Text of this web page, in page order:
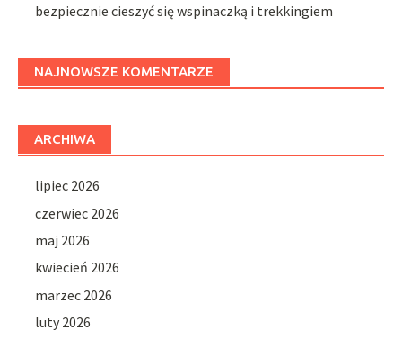
bezpiecznie cieszyć się wspinaczką i trekkingiem
NAJNOWSZE KOMENTARZE
ARCHIWA
lipiec 2026
czerwiec 2026
maj 2026
kwiecień 2026
marzec 2026
luty 2026